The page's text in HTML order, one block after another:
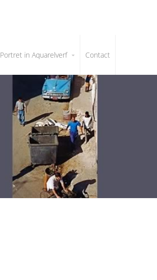
Portret in Aquarelverf Contact